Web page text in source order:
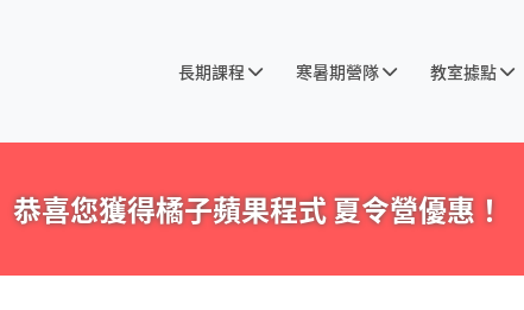
長期課程 寒暑期營隊 教室據點
恭喜您獲得橘子蘋果程式 夏令營優惠！